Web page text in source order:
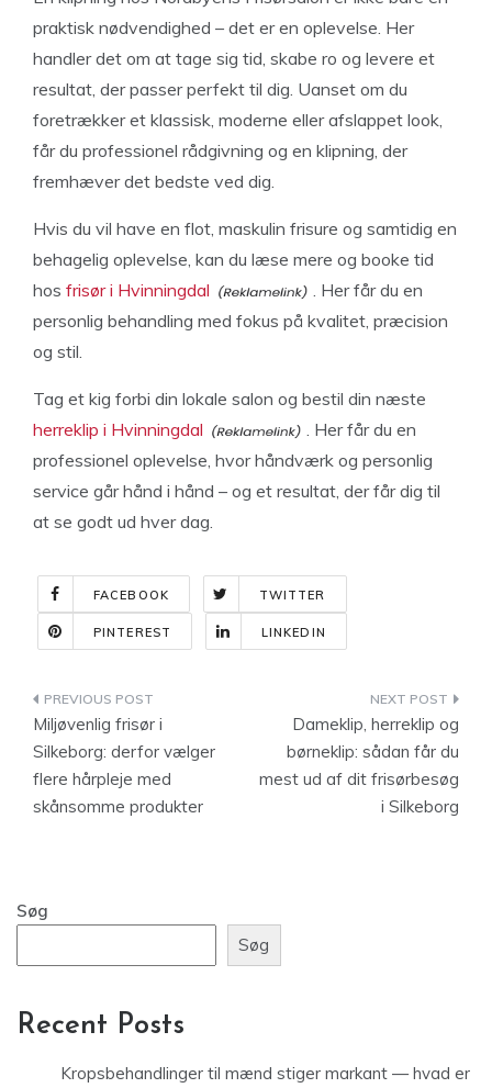
praktisk nødvendighed – det er en oplevelse. Her
handler det om at tage sig tid, skabe ro og levere et
resultat, der passer perfekt til dig. Uanset om du
foretrækker et klassisk, moderne eller afslappet look,
får du professionel rådgivning og en klipning, der
fremhæver det bedste ved dig.
Hvis du vil have en flot, maskulin frisure og samtidig en
behagelig oplevelse, kan du læse mere og booke tid
hos frisør i Hvinningdal
. Her får du en
personlig behandling med fokus på kvalitet, præcision
og stil.
Tag et kig forbi din lokale salon og bestil din næste
herreklip i Hvinningdal
. Her får du en
professionel oplevelse, hvor håndværk og personlig
service går hånd i hånd – og et resultat, der får dig til
at se godt ud hver dag.
FACEBOOK TWITTER
PINTEREST LINKEDIN
Indlægsnavigation
Miljøvenlig frisør i
Silkeborg: derfor vælger
flere hårpleje med
skånsomme produkter
Dameklip, herreklip og
børneklip: sådan får du
mest ud af dit frisørbesøg
i Silkeborg
Søg
Søg
Recent Posts
Kropsbehandlinger til mænd stiger markant — hvad er